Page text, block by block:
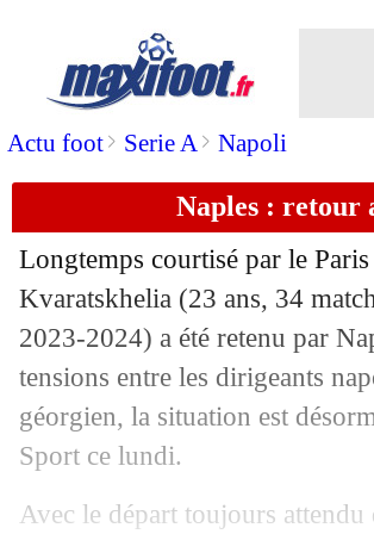
Actu foot> Serie A> Napoli
Naples : retour
Longtemps courtisé par le
Kvaratskhelia (23 ans, 34
2023-2024) a été retenu par
tensions entre les dirigeants
géorgien, la situation est
Sport ce lundi.
Avec le départ toujours
Atletico : Chelsea
05/08 OM: Sternal vers une
: Rajkovic
05/08 PSG: c'est fait pour
05/08 Liverpool:
05/08 Leipzig : Simons
05/08 VIDEO: Carboni se
Rennes : un accord